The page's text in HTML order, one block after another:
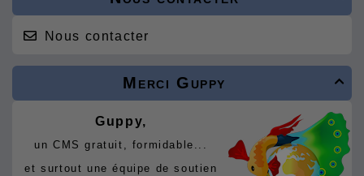
Nous contacter

Merci Guppy
Guppy,
un CMS gratuit, formidable...
et surtout une équipe de soutien